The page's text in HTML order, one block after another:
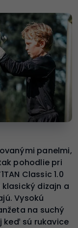
panelmi,
pohodlie pri
Classic 1.0
dizajn a
Vysokú
na suchý
keď sú rukavice